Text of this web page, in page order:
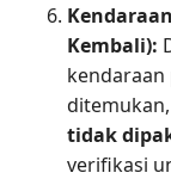
Kembali):
tidak
verifikasi